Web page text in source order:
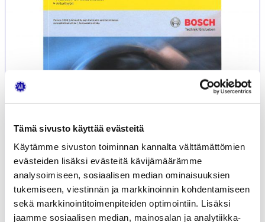
Tämä sivusto käyttää evästeitä
Käytämme sivuston toiminnan kannalta välttämättömien
evästeiden lisäksi evästeitä kävijämäärämme
analysoimiseen, sosiaalisen median ominaisuuksien
tukemiseen, viestinnän ja markkinoinnin kohdentamiseen
sekä markkinointitoimenpiteiden optimointiin. Lisäksi
jaamme sosiaalisen median, mainosalan ja analytiikka-